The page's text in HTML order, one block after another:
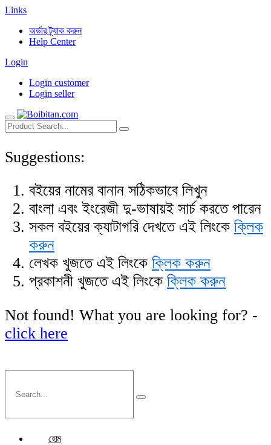
Links
অর্ডার ট্র্যাক করুন
Help Center
Login
Login customer
Login seller
Suggestions:
বইয়ের নামের বানান সঠিকভাবে লিখুন
বাংলা এবং ইংরেজী দু-ভাষায়ই সার্চ করতে পারেন
সকল বইয়ের ক্যাটাগরি দেখতে এই লিংকে ক্লিক
করুন
লেখক খুজতে এই লিংকে ক্লিক করুন
প্রকাশনী খুজতে এই লিংকে ক্লিক করুন
Not found! What you are looking for? -
click here
হোম